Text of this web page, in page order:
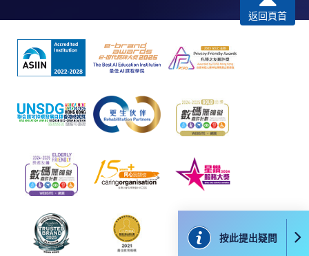
Google Chrome瀏覽器。
申請人不應閒置申請超過10分鐘。否則，申請人
必須重新開始整個申請程序。
網上報名只支援「提早報讀優惠」。如需享用其他
報讀優惠，請親臨學院的報名中心報名。
在網上報名過程中，由於提交課程申請和付款在系
統處理上為兩個不同的程序，成功付款並不保證成
功被獲取錄。任何不成功的申請，課程組職員將儘
快與 閣下聯絡。
申請人應注意，不論親身或網上報讀，相同的課
程/科目只可提交一次申請。
在網上報名過程中，付款成功後，網頁將顯示付款
確認。另外，確認電子郵件亦會發送到 閣下的電
按此提出疑問
折
返回頁首